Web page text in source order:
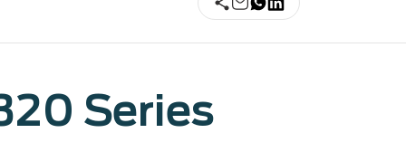
Series